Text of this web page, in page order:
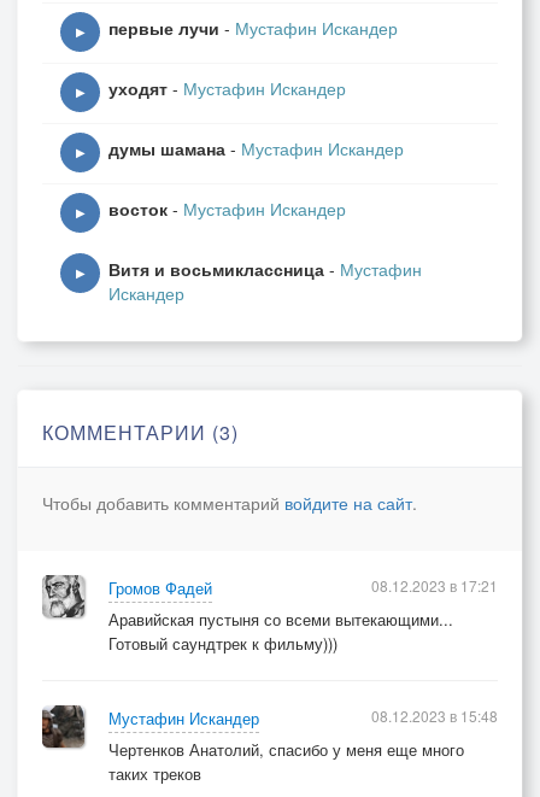
▶ первые лучи - Мустафин Искандер
▶ уходят - Мустафин Искандер
▶ думы шамана - Мустафин Искандер
▶ восток - Мустафин Искандер
▶ Витя и восьмиклассница - Мустафин
Искандер
КОММЕНТАРИИ (3)
Чтобы добавить комментарий войдите на сайт.
Громов Фадей
Аравийская пустыня со всеми вытекающими...
Готовый саундтрек к фильму)))
08.12.2023 в 17:21
Мустафин Искандер
Чертенков Анатолий, спасибо у меня еще много
таких треков
08.12.2023 в 15:48